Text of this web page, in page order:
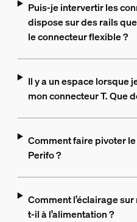
Puis-je intervertir les
dispose sur des rails
le connecteur flexible ?
Il y a un espace lorsque
mon connecteur T. Que
Comment faire pivoter
Perifo ?
Comment l’éclairage
t-il à l’alimentation ?